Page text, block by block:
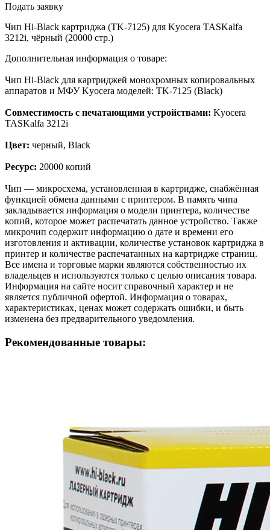
Подать заявку
Чип Hi-Black картриджа (TK-7125) для Kyocera TASKalfa
3212i, чёрный (20000 стр.)
Дополнительная информация о товаре:
Чип Hi-Black для картриджей монохромных копировальных
аппаратов и МФУ Kyocera моделей: TK-7125 (Black)
Совместимость с печатающими устройствами: Kyocera
TASKalfa 3212i
Цвет: черный, Black
Ресурс: 20000 копий
Чип — микросхема, установленная в картридже, снабжённая
функцией обмена данными с принтером. В память чипа
закладывается информация о модели принтера, количестве
копий, которое может распечатать данное устройство. Также
микрочип содержит информацию о дате и времени его
изготовления и активации, количестве установок картриджа в
принтер и количестве распечатанных на картридже страниц.
Все имена и торговые марки являются собственностью их
владельцев и используются только с целью описания товара.
Информация на сайте носит справочный характер и не
является публичной офертой. Информация о товарах,
характеристиках, ценах может содержать ошибки, и быть
изменена без предварительного уведомления.
Рекомендованные товары: